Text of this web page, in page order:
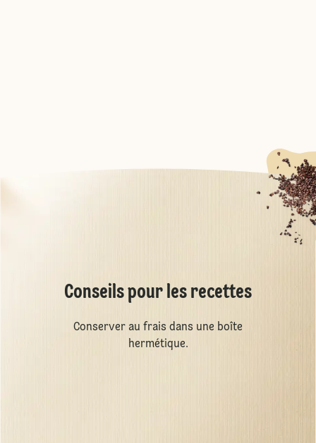
Conseils pour les recettes
Conserver au frais dans une boîte
hermétique.